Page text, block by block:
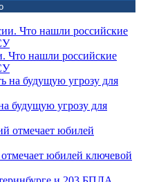
Что нашли российские
будущую угрозу для
юбилей ключевой